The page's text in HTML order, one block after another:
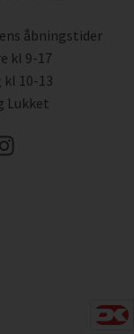
åbningstider
kl 9-17
kl 10-13
Lukket